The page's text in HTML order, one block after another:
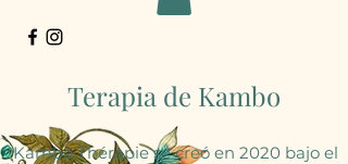
Terapia de Kambo
Kambo Thérapie se creó en 2020 bajo el